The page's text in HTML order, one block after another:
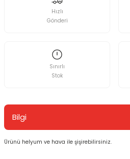
Hızlı
Gönderi
Sınırlı
Stok
Bilgi
Ürünü helyum ve hava ile şişirebilirsiniz.